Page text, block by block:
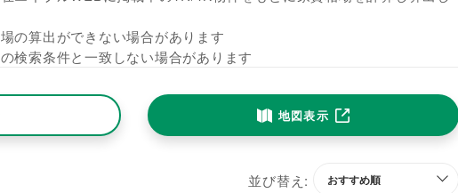
の算出ができない場合があります
検索条件と一致しない場合があります
地図表示
並び替え: